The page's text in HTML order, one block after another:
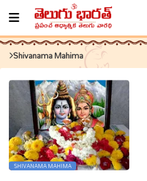
Shivanama Mahima
SHIVANAMA MAHIMA